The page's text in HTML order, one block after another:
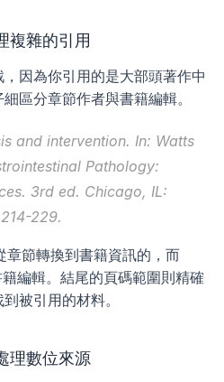
複雜的引用
因為你引用的是大部頭著作中
區分章節作者與書籍編輯。
and intervention. In: Watts
Pathology:
3rd ed. Chicago, IL:
229.
節轉換到書籍資訊的，而
編輯。結尾的頁碼範圍則精確
被引用的材料。
理數位來源